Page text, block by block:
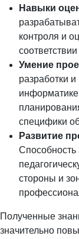
Навыки
контроля и
Умение
разработки
информатике
специфики
Развитие
Способность
стороны и
Полученные
значительно